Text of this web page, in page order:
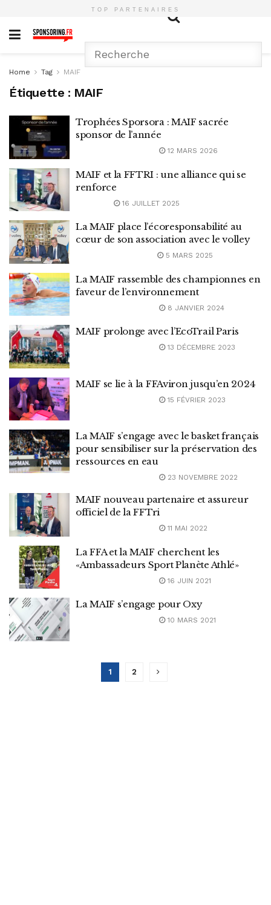
TOP PARTENAIRES
Home Tag MAIF
Étiquette : MAIF
Trophées Sporsora : MAIF sacrée
sponsor de l’année
12 MARS 2026
MAIF et la FFTRI : une alliance qui se
renforce
16 JUILLET 2025
La MAIF place l’écoresponsabilité au
cœur de son association avec le volley
5 MARS 2025
La MAIF rassemble des championnes en
faveur de l’environnement
8 JANVIER 2024
MAIF prolonge avec l’EcoTrail Paris
13 DÉCEMBRE 2023
MAIF se lie à la FFAviron jusqu’en 2024
15 FÉVRIER 2023
La MAIF s’engage avec le basket français
pour sensibiliser sur la préservation des
ressources en eau
23 NOVEMBRE 2022
MAIF nouveau partenaire et assureur
officiel de la FFTri
11 MAI 2022
La FFA et la MAIF cherchent les
«Ambassadeurs Sport Planète Athlé»
16 JUIN 2021
La MAIF s’engage pour Oxy
10 MARS 2021
1 2